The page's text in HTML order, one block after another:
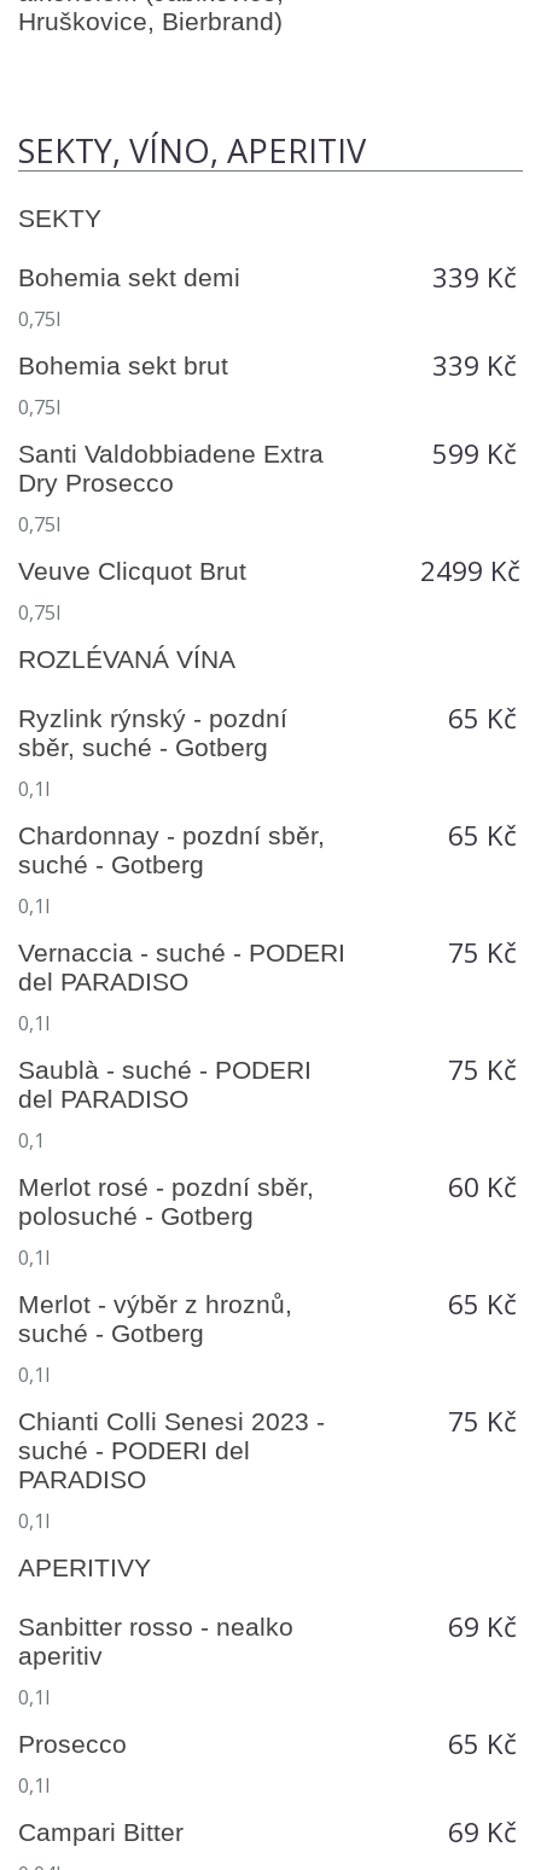
Hruškovice, Bierbrand)
SEKTY, VÍNO, APERITIV
SEKTY
Bohemia sekt demi 339 Kč
0,75l
Bohemia sekt brut 339 Kč
0,75l
Santi Valdobbiadene Extra
Dry Prosecco
599 Kč
0,75l
Veuve Clicquot Brut 2499 Kč
0,75l
ROZLÉVANÁ VÍNA
Ryzlink rýnský - pozdní
sběr, suché - Gotberg
65 Kč
0,1l
Chardonnay - pozdní sběr,
suché - Gotberg
65 Kč
0,1l
Vernaccia - suché - PODERI
del PARADISO
75 Kč
0,1l
Saublà - suché - PODERI
del PARADISO
75 Kč
0,1
Merlot rosé - pozdní sběr,
polosuché - Gotberg
60 Kč
0,1l
Merlot - výběr z hroznů,
suché - Gotberg
65 Kč
0,1l
Chianti Colli Senesi 2023 -
suché - PODERI del
PARADISO
75 Kč
0,1l
APERITIVY
Sanbitter rosso - nealko
aperitiv
69 Kč
0,1l
Prosecco 65 Kč
0,1l
Campari Bitter 69 Kč